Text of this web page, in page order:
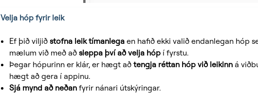
Velja hóp fyrir leik
Ef þið viljiðstofna leik tímanlega en hafið ekki valið endanlegan hóp
mælum við með aðsleppa því að velja hóp í fyrstu.
Þegar hópurinn er klár, er hægt aðtengja réttan hóp við leikinn á
hægt að gera í appinu.
Sjá mynd að neðan fyrir nánari útskýringar.